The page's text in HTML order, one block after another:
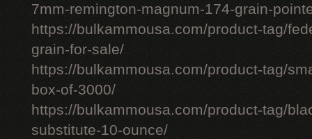
7mm-remington-magnum-174-grain-
https://bulkammousa.com/product-tag/
grain-for-sale/
https://bulkammousa.com/product-tag/
box-of-3000/
https://bulkammousa.com/product-tag/
substitute-10-ounce/